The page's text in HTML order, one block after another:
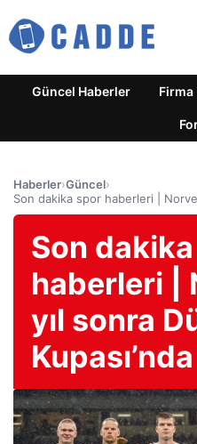
Güncel Haberler Firma
Haberler›Güncel›
Son dakika spor haberleri |
Son
haberleri |
yıl sonra
Kupası’nda